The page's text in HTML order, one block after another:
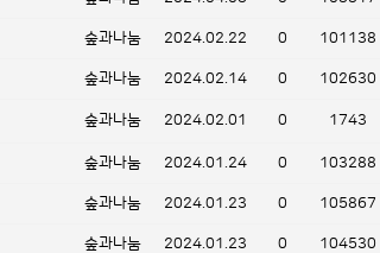
숲과나눔 2024.02.22 0 101138
숲과나눔 2024.02.14 0 102630
숲과나눔 2024.02.01 0 1743
숲과나눔 2024.01.24 0 103288
숲과나눔 2024.01.23 0 105867
숲과나눔 2024.01.23 0 104530